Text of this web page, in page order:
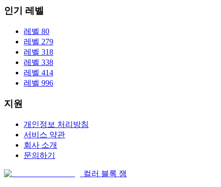
인기 레벨
레벨 80
레벨 279
레벨 318
레벨 338
레벨 414
레벨 996
지원
개인정보 처리방침
서비스 약관
회사 소개
문의하기
컬러 블록 잼